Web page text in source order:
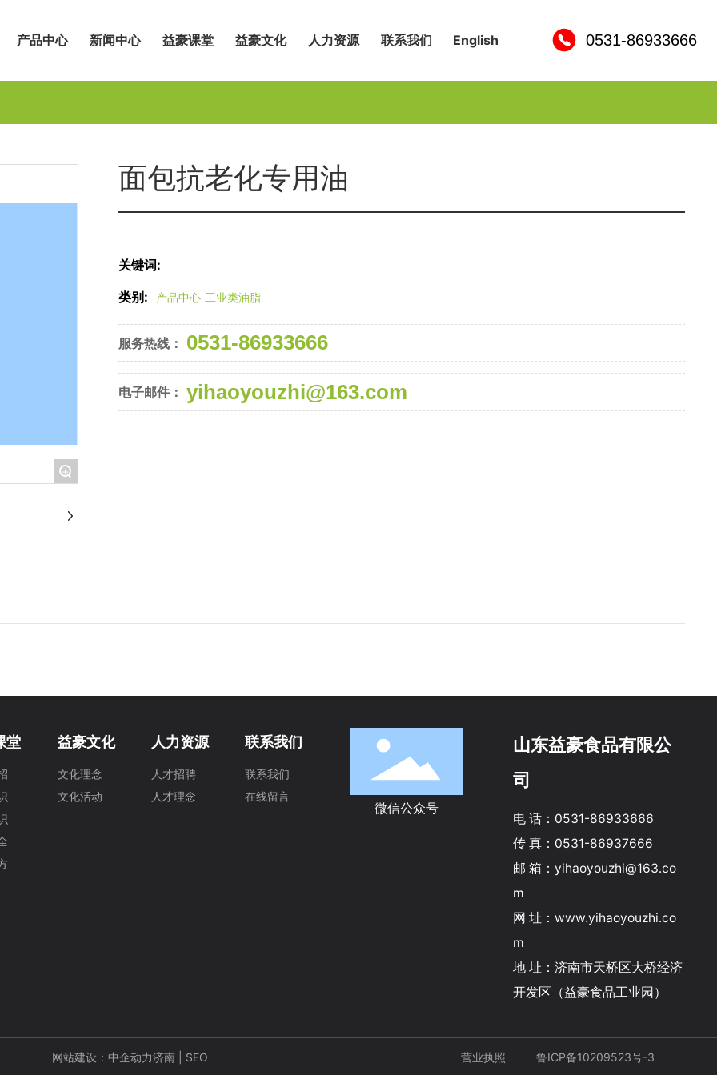
产品中心 新闻中心 益豪课堂 益豪文化 人力资源 联系我们 English 0531-86933666
+
面包抗老化专用油
关键词:
类别:
产品中心 工业类油脂
服务热线： 0531-86933666
电子邮件： yihaoyouzhi@163.com
堂 益豪文化
文化理念
文化活动
人力资源
人才招聘
人才理念
联系我们
联系我们
在线留言
微信公众号
山东益豪食品有限公
司
电 话： 0531-86933666
传 真： 0531-86937666
邮 箱： yihaoyouzhi@163.co
m
网 址： www.yihaoyouzhi.co
m
地 址：济南市天桥区大桥经济
开发区（益豪食品工业园）
网站建设：中企动力济南 SEO 营业执照 鲁ICP备10209523号-3